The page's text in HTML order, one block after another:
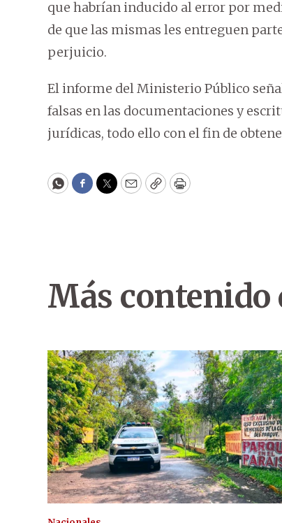
que habrían inducido al error por
de que las mismas les entreguen
perjuicio.
El informe del Ministerio Público
falsas en las documentaciones y
jurídicas, todo ello con el fin de
WhatsApp
Facebook
Twitter
EmailCopyPrint
Más contenido